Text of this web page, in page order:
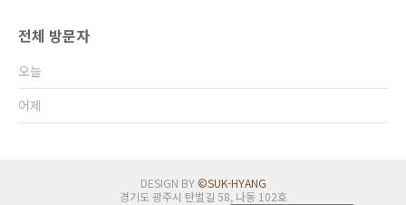
전체 방문자
오늘
어제
DESIGN BY ©SUK-HYANG
경기도 광주시 탄벌길 58, 나동 102호